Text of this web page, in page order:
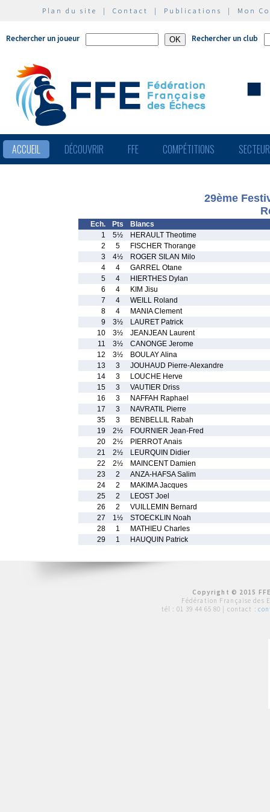
Plan du site | Contact | Publications | Mon
Rechercher un joueur Rechercher un club
ACCUEIL DÉCOUVRIR FFE COMPÉTITIONS
29ème
Ech. Pts
Blancs
1
5½
HERAULT Theotime
2
5
FISCHER Thorange
3
4½
ROGER SILAN Milo
4
4
GARREL Otane
5
4
HIERTHES Dylan
6
4
KIM Jisu
7
4
WEILL Roland
8
4
MANIA Clement
9
3½
LAURET Patrick
10
3½
JEANJEAN Laurent
11
3½
CANONGE Jerome
12
3½
BOULAY Alina
13
3
JOUHAUD Pierre-Alexandre
14
3
LOUCHE Herve
15
3
VAUTIER Driss
16
3
NAFFAH Raphael
17
3
NAVRATIL Pierre
35
3
BENBELLIL Rabah
19
2½
FOURNIER Jean-Fred
20
2½
PIERROT Anais
21
2½
LEURQUIN Didier
22
2½
MAINCENT Damien
23
2
ANZA-HAFSA Salim
24
2
MAKIMA Jacques
25
2
LEOST Joel
26
2
VUILLEMIN Bernard
27
1½
STOECKLIN Noah
28
1
MATHIEU Charles
29
1 HAUQUIN Patrick
Copyright © 2015
Fédération Française des
tél : 01 39 44 65 80 | contact :